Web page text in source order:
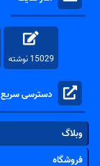
15029 نوشته
دسترسی سریع
وبلاگ
فروشگاه